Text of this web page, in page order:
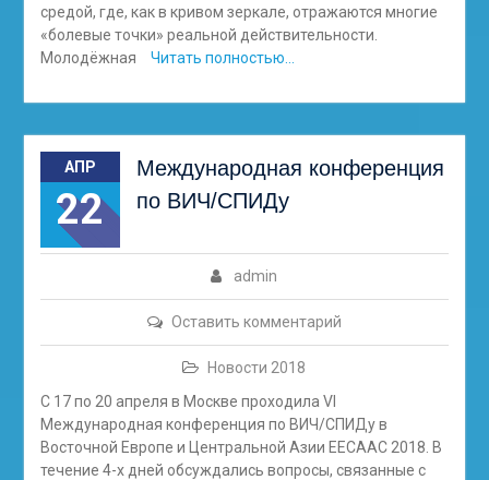
средой, где, как в кривом зеркале, отражаются многие
«болевые точки» реальной действительности.
Молодёжная
Читать полностью…
АПР
22
Международная конференция
по ВИЧ/СПИДу
admin
Оставить комментарий
Новости 2018
С 17 по 20 апреля в Москве проходила VI
Международная конференция по ВИЧ/СПИДу в
Восточной Европе и Центральной Азии ЕЕСААС 2018. В
течение 4-х дней обсуждались вопросы, связанные с